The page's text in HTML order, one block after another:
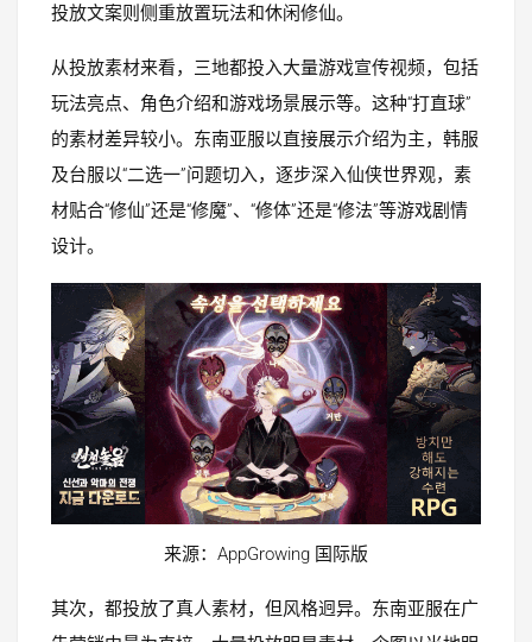
投放文案则侧重放置玩法和休闲修仙。
从投放素材来看，三地都投入大量游戏宣传视频，包括
玩法亮点、角色介绍和游戏场景展示等。这种“打直球”
的素材差异较小。东南亚服以直接展示介绍为主，韩服
及台服以“二选一”问题切入，逐步深入仙侠世界观，素
材贴合“修仙”还是“修魔”、“修体”还是“修法”等游戏剧情
设计。
来源：AppGrowing 国际版
其次，都投放了真人素材，但风格迥异。东南亚服在广